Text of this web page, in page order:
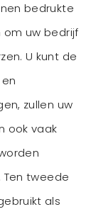
bedrukte
om uw bedrijf
U kunt de
zullen uw
ook vaak
tweede
als